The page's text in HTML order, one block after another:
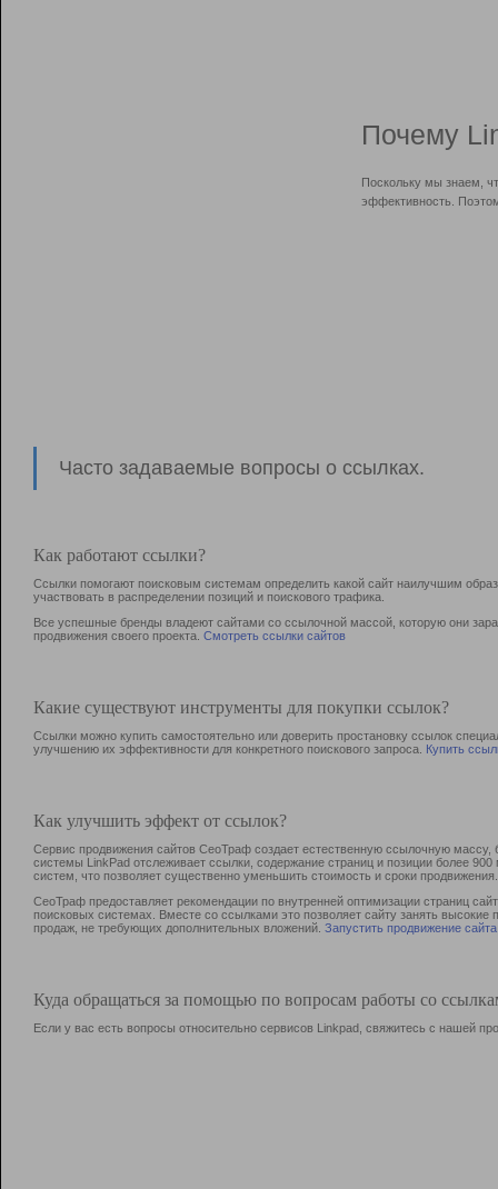
Почему
Поскольку мы знаем,
эффективность.
Часто задаваемые вопросы о ссылках.
Как работают ссылки?
Ссылки помогают поисковым системам определить какой сайт наилучшим
участвовать в раcпределении позиций и поискового трафика.
Все успешные бренды владеют сайтами со ссылочной массой, которую они
продвижения своего проекта. Смотреть ссылки сайтов
Какие существуют инструменты для покупки ссылок?
Ссылки можно купить самостоятельно или доверить простановку ссылок
улучшению их эффективности для конкретного поискового запроса. Купить
Как улучшить эффект от ссылок?
Сервис продвижения сайтов СеоТраф создает естественную ссылочную
системы LinkPad отслеживает ссылки, содержание страниц и позиции более
систем, что позволяет существенно уменьшить стоимость и сроки продвижения.
СеоТраф предоставляет рекомендации по внутренней оптимизации страниц
поисковых системах. Вместе со ссылками это позволяет сайту занять
продаж, не требующих дополнительных вложений. Запустить продвижение сайта
Куда обращаться за помощью по вопросам работы со
Если у вас есть вопросы относительно сервисов Linkpad, свяжитесь с нашей